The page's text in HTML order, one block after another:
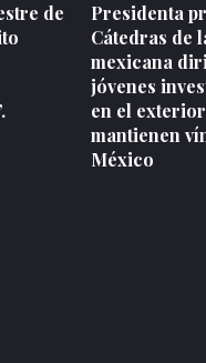
de
Presidenta
Cátedras de
mexicana
jóvenes
en el
mantienen
México